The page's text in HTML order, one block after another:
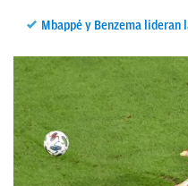
DIRECTO
FEMENINO
PAPARAZZI
OKDIARIO
Mbappé y Benzema lideran